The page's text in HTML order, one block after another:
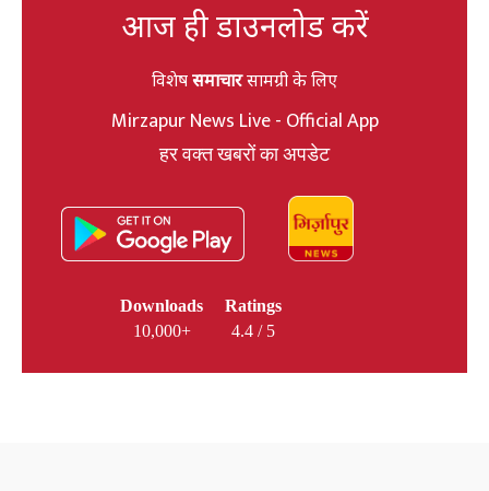
आज ही डाउनलोड करें
विशेषसमाचारसामग्री के लिए
Mirzapur News Live - Official App
हर वक्त खबरों का अपडेट
Downloads
10,000+
Ratings
4.4 / 5